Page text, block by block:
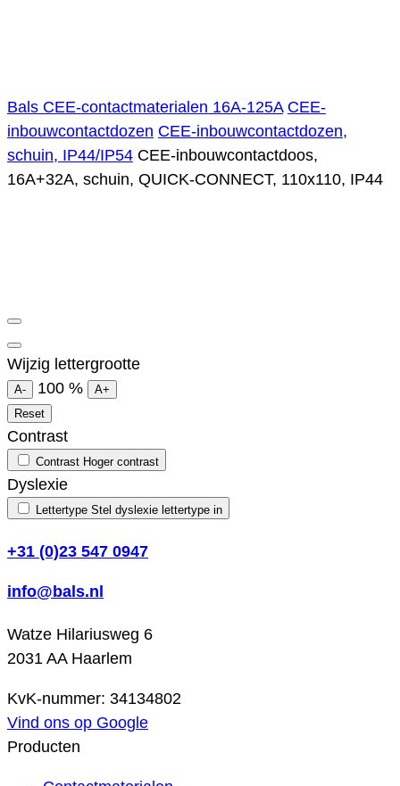
Bals CEE-contactmaterialen 16A-125A CEE-
inbouwcontactdozen CEE-inbouwcontactdozen,
schuin, IP44/IP54 CEE-inbouwcontactdoos,
16A+32A, schuin, QUICK-CONNECT, 110x110, IP44
Wijzig lettergrootte
A- 100 %
A+
Reset
Contrast
Contrast Hoger contrast
Dyslexie
Lettertype Stel dyslexie lettertype in
+31 (0)23 547 0947
info@bals.nl
Watze Hilariusweg 6
2031 AA Haarlem
KvK-nummer: 34134802
Vind ons op Google
Producten